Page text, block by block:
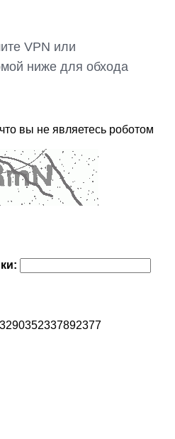
VPN или
ниже для обхода
вы не являетесь роботом